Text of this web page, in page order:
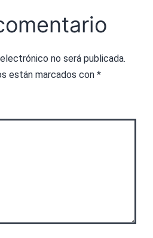
no será publicada.
están marcados con *